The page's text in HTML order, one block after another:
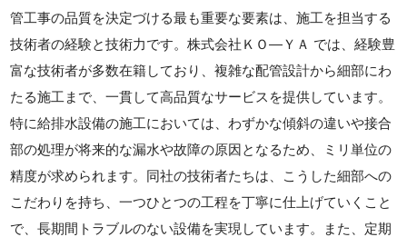
管工事の品質を決定づける最も重要な要素は、施工を担当する
技術者の経験と技術力です。株式会社ＫＯ―ＹＡ では、経験豊
富な技術者が多数在籍しており、複雑な配管設計から細部にわ
たる施工まで、一貫して高品質なサービスを提供しています。
特に給排水設備の施工においては、わずかな傾斜の違いや接合
部の処理が将来的な漏水や故障の原因となるため、ミリ単位の
精度が求められます。同社の技術者たちは、こうした細部への
こだわりを持ち、一つひとつの工程を丁寧に仕上げていくこと
で、長期間トラブルのない設備を実現しています。また、定期